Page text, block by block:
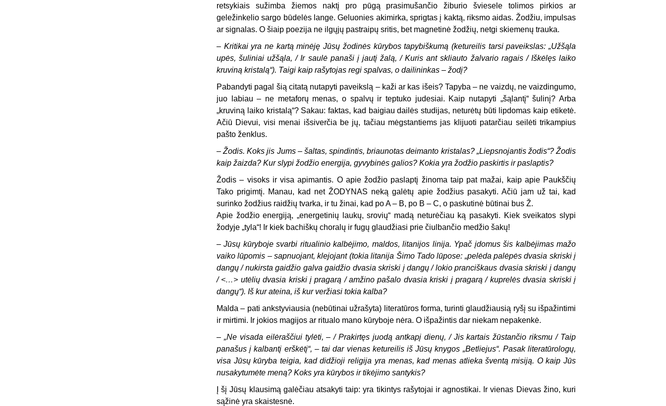
retsykiais sužimba žiemos naktį pro pūgą prasimušančio žiburio šviesele tolimos pirkios ar
geležinkelio sargo būdelės lange. Geluonies akimirka, sprigtas į kaktą, riksmo aidas. Žodžiu, impulsas
ar signalas. O šiaip poezija ne ilgųjų pastraipų sritis, bet magnetinė žodžių, netgi skiemenų trauka.
– Kritikai yra ne kartą minėję Jūsų žodinės kūrybos tapybiškumą (ketureilis tarsi paveikslas: „Užšąla
upės, šuliniai užšąla, / Ir saulė panaši į jautį žalą, / Kuris ant skliauto žalvario ragais / Iškėlęs laiko
kruviną kristalą“). Taigi kaip rašytojas regi spalvas, o dailininkas – žodį?
Pabandyti pagal šią citatą nutapyti paveikslą – kaži ar kas išeis? Tapyba – ne vaizdų, ne vaizdingumo,
juo labiau – ne metaforų menas, o spalvų ir teptuko judesiai. Kaip nutapyti „šąlantį“ šulinį? Arba
„kruviną laiko kristalą“? Sakau: faktas, kad baigiau dailės studijas, neturėtų būti lipdomas kaip etiketė.
Ačiū Dievui, visi menai išsiverčia be jų, tačiau mėgstantiems jas klijuoti patarčiau seilėti trikampius
pašto ženklus.
– Žodis. Koks jis Jums – šaltas, spindintis, briaunotas deimanto kristalas? „Liepsnojantis žodis“? Žodis
kaip žaizda? Kur slypi žodžio energija, gyvybinės galios? Kokia yra žodžio paskirtis ir paslaptis?
Žodis – visoks ir visa apimantis. O apie žodžio paslaptį žinoma taip pat mažai, kaip apie Paukščių
Tako prigimtį. Manau, kad net ŽODYNAS neką galėtų apie žodžius pasakyti. Ačiū jam už tai, kad
surinko žodžius raidžių tvarka, ir tu žinai, kad po A – B, po B – C, o paskutinė būtinai bus Ž.
Apie žodžio energiją, „energetinių laukų, srovių“ madą neturėčiau ką pasakyti. Kiek sveikatos slypi
žodyje „tyla“! Ir kiek bachiškų choralų ir fugų glaudžiasi prie čiulbančio medžio šakų!
– Jūsų kūryboje svarbi ritualinio kalbėjimo, maldos, litanijos linija. Ypač įdomus šis kalbėjimas mažo
vaiko lūpomis – sapnuojant, klejojant (tokia litanija Šimo Tado lūpose: „pelėda palėpės dvasia skriski į
dangų / nukirsta gaidžio galva gaidžio dvasia skriski į dangų / lokio pranciškaus dvasia skriski į dangų
/ <…> utėlių dvasia kriski į pragarą / amžino pašalo dvasia kriski į pragarą / kuprelės dvasia skriski į
dangų“). Iš kur ateina, iš kur veržiasi tokia kalba?
Malda – pati ankstyviausia (nebūtinai užrašyta) literatūros forma, turinti glaudžiausią ryšį su išpažintimi
ir mirtimi. Ir jokios magijos ar ritualo mano kūryboje nėra. O išpažintis dar niekam nepakenkė.
– „Ne visada eilėraščiui tylėti, – / Prakirtęs juodą antkapį dienų, / Jis kartais žūstančio riksmu / Taip
panašus į kalbantį erškėtį“, – tai dar vienas ketureilis iš Jūsų knygos „Betliejus“. Pasak literatūrologų,
visa Jūsų kūryba teigia, kad didžioji religija yra menas, kad menas atlieka šventą misiją. O kaip Jūs
nusakytumėte meną? Koks yra kūrybos ir tikėjimo santykis?
Į šį Jūsų klausimą galėčiau atsakyti taip: yra tikintys rašytojai ir agnostikai. Ir vienas Dievas žino, kuri
sąžinė yra skaistesnė.